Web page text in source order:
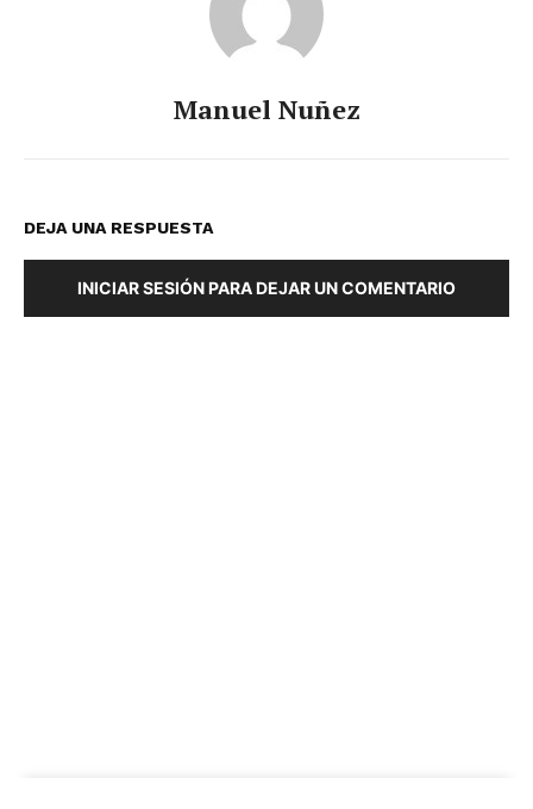
Manuel Nuñez
DEJA UNA RESPUESTA
INICIAR SESIÓN PARA DEJAR UN COMENTARIO